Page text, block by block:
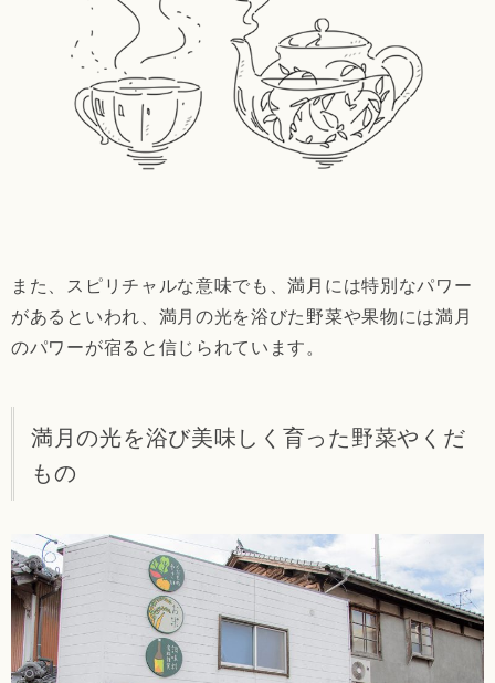
また、スピリチャルな意味でも、満月には特別なパワー
があるといわれ、満月の光を浴びた野菜や果物には満月
のパワーが宿ると信じられています。
満月の光を浴び美味しく育った野菜やくだ
もの